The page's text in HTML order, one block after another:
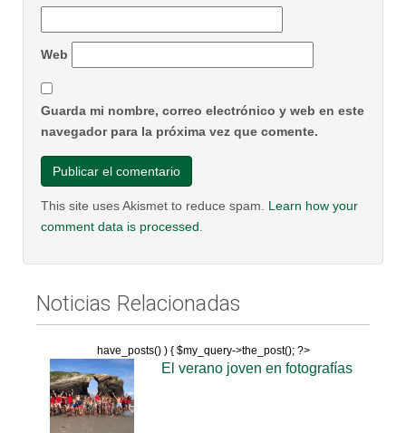
Web
Guarda mi nombre, correo electrónico y web en este
navegador para la próxima vez que comente.
This site uses Akismet to reduce spam. Learn how your
comment data is processed
Noticias Relacionadas
have_posts() ) { $my_query->the_post(); ?>
El verano joven en fotografías